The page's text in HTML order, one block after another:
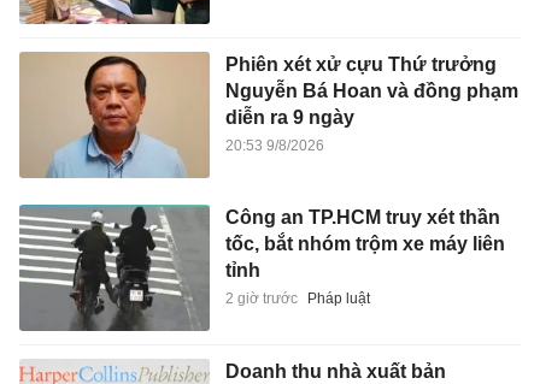
Phiên xét xử cựu Thứ trưởng
Nguyễn Bá Hoan và đồng phạm
diễn ra 9 ngày
20:53 9/8/2026
Công an TP.HCM truy xét thần
tốc, bắt nhóm trộm xe máy liên
tỉnh
2 giờ trước Pháp luật
Doanh thu nhà xuất bản